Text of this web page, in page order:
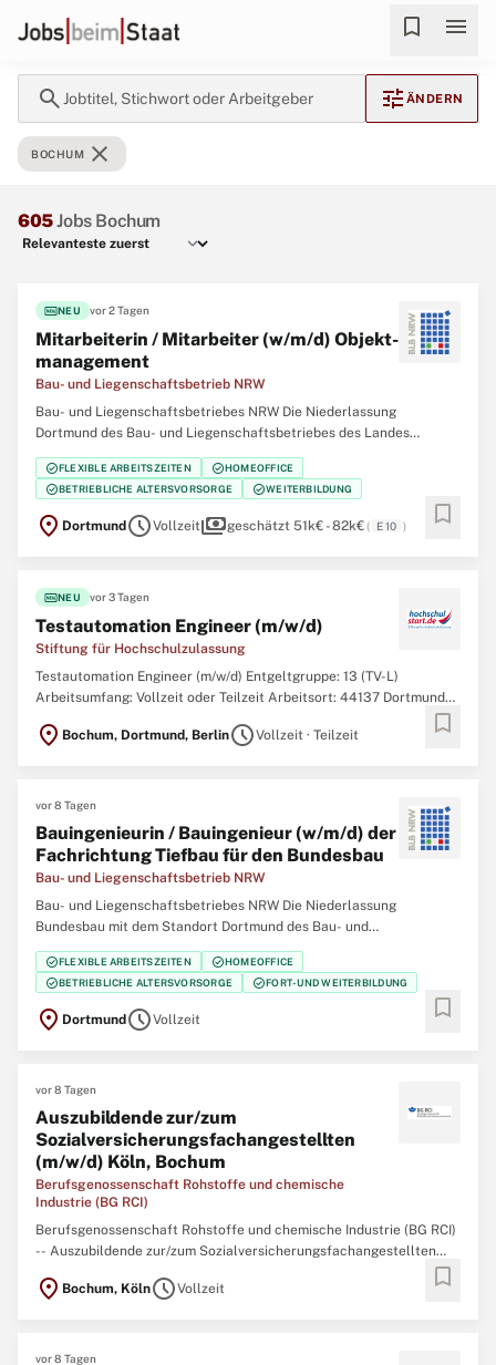
bookmark menu
search Jobtitel, Stichwort oder Arbeitgeber tune ÄNDERN
BOCHUM close
605Jobs Bochum
fiber_newNEU vor 2 Tagen
Mitarbeiterin / Mitarbeiter (w/m/d) Objekt­
management
Bau- und Liegenschaftsbetrieb NRW
Bau- und Liegenschaftsbetriebes NRW Die Niederlassung
Dortmund des Bau- und Liegenschaftsbetriebes des Landes
Nordrhein‑Westfalen (BLB NRW) sucht zum nächstmöglichen
Zeitpunkt eine/einen Mitarbeiterin / Mitarbeiter (w/m/d)
Objektmanagement Der Bau- und Liegenschaftsbetrieb NRW ist
check_circleFLEXIBLE ARBEITSZEITEN check_circleHOMEOFFICE
check_circleBETRIEBLICHE ALTERSVORSORGE check_circleWEITERBILDUNG
location_on Dortmund scheduleVollzeitpaymentsgeschätzt 51k€ - 82k€( E 10 ) bookmark
fiber_newNEU vor 3 Tagen
Testautomation Engineer (m/w/d)
Stiftung für Hochschulzulassung
Testautomation Engineer (m/w/d) Entgeltgruppe: 13 (TV-L)
Arbeitsumfang: Vollzeit oder Teilzeit Arbeitsort: 44137 Dortmund
oder 10117 Berlin Ihnen liegt Bildungsgerechtigkeit am Herzen und
Sie möchten die digitale Transformation der Studienplatzvergabe
location_on Bochum, Dortmund, BerlinscheduleVollzeit · Teilzeit bookmark
vor 8 Tagen
Bauingenieurin / Bauingenieur (w/m/d) der
Fachrichtung Tiefbau für den Bundesbau
Bau- und Liegenschaftsbetrieb NRW
Bau- und Liegenschaftsbetriebes NRW Die Niederlassung
Bundesbau mit dem Standort Dortmund des Bau- und
Liegenschaftsbetriebes des Landes Nordrhein‑Westfalen (BLB
NRW) sucht zum nächstmöglichen Zeitpunkt eine/einen
Bauingenieurin / Bauingenieur (w/m/d) der Fachrichtung Tiefbau für
check_circleFLEXIBLE ARBEITSZEITEN check_circleHOMEOFFICE
check_circleBETRIEBLICHE ALTERSVORSORGE check_circleFORT- UND WEITERBILDUNG
location_on Dortmund scheduleVollzeit bookmark
vor 8 Tagen
Auszubildende zur/zum
Sozialversicherungsfachangestellten
(m/w/d) Köln, Bochum
Berufsgenossenschaft Rohstoffe und chemische
Industrie (BG RCI)
Berufsgenossenschaft Rohstoffe und chemische Industrie (BG RCI)
-- Auszubildende zur/zum Sozialversicherungsfachangestellten
Beginnen Sie Ihre Ausbildung in der Sozialversicherung! Die BG RCI
location_on Bochum, KölnscheduleVollzeit bookmark
vor 8 Tagen